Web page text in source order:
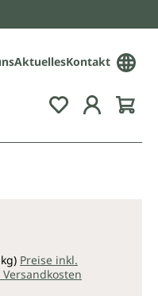
AktuellesKontakt
Du hast 0
Preise inkl.